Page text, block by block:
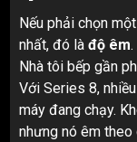
Nếu phải chọn
nhất, đó là độ êm.
Nhà tôi bếp gần
Với Series 8,
máy đang chạy.
nhưng nó êm theo